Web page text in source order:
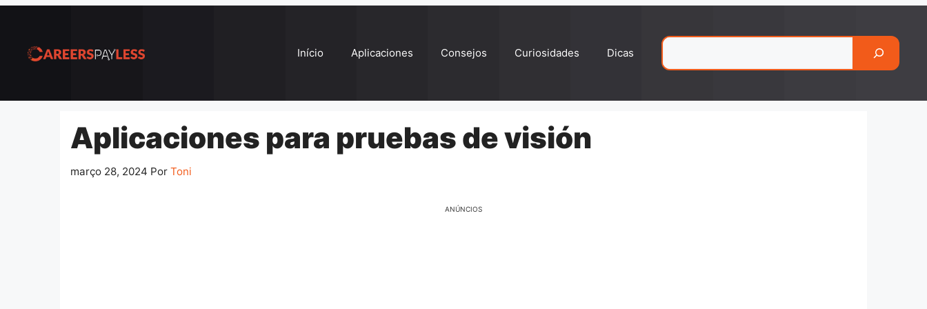
conteúdo
Início Aplicaciones Consejos Curiosidades Dicas
Aplicaciones para pruebas de visión
março 28, 2024 Por Toni
ANÚNCIOS